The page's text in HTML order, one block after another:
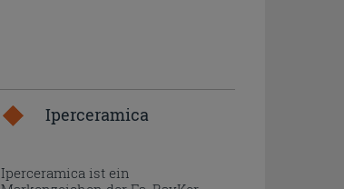
Iperceramica
Iperceramica ist ein